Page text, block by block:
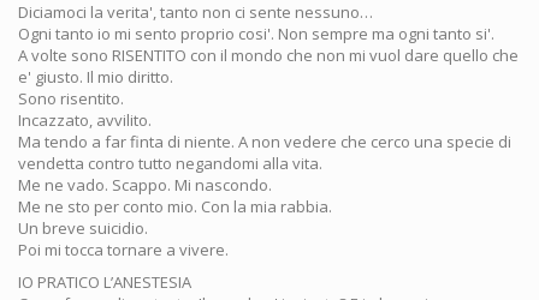
Diciamoci la verita', tanto non ci sente nessuno…
Ogni tanto io mi sento proprio cosi'. Non sempre ma ogni tanto si'.
A volte sono RISENTITO con il mondo che non mi vuol dare quello che
e' giusto. Il mio diritto.
Sono risentito.
Incazzato, avvilito.
Ma tendo a far finta di niente. A non vedere che cerco una specie di
vendetta contro tutto negandomi alla vita.
Me ne vado. Scappo. Mi nascondo.
Me ne sto per conto mio. Con la mia rabbia.
Un breve suicidio.
Poi mi tocca tornare a vivere.
IO PRATICO L’ANESTESIA